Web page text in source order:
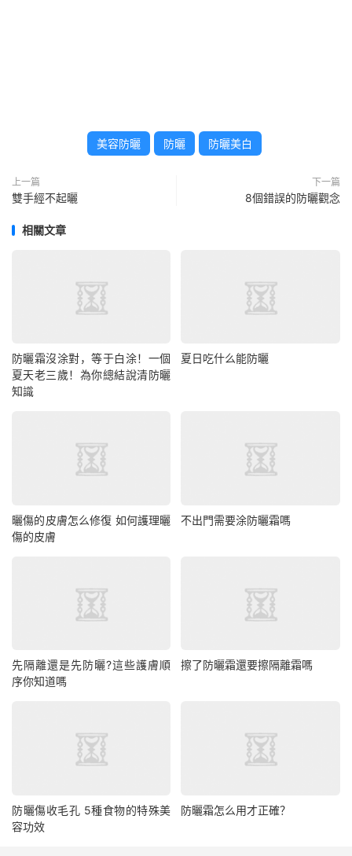
美容防曬 防曬 防曬美白
上一篇
雙手經不起曬
下一篇
8個錯誤的防曬觀念
相關文章
防曬霜沒涂對，等于白涂！一個
夏天老三歲！為你總結說清防曬
知識
夏日吃什么能防曬
曬傷的皮膚怎么修復 如何護理曬
傷的皮膚
不出門需要涂防曬霜嗎
先隔離還是先防曬?這些護膚順
序你知道嗎
擦了防曬霜還要擦隔離霜嗎
防曬傷收毛孔 5種食物的特殊美
容功效
防曬霜怎么用才正確？